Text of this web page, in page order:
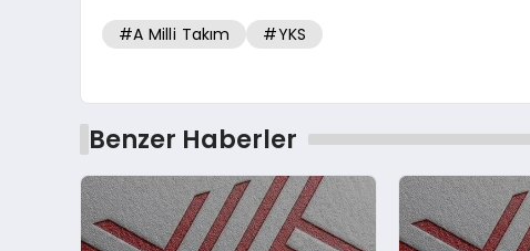
#A Milli Takım #YKS
Benzer Haberler